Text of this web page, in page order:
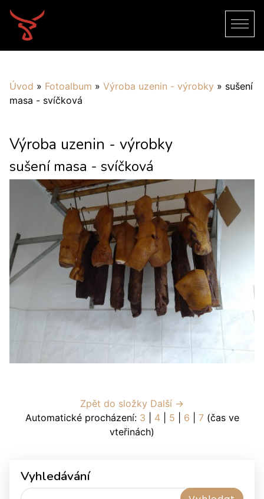
Úvod » Fotoalbum » Výroba uzenin - výrobky » sušení
masa - svíčková
Výroba uzenin - výrobky
sušení masa - svíčková
Zpět do složky Další →
Automatické procházení: 3 4| 5 6 7(čas ve
vteřinách)
Vyhledávání